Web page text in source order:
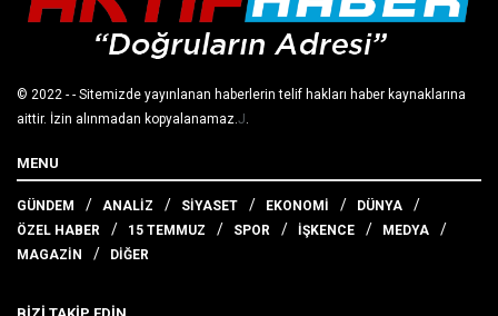
© 2022 - - Sitemizde yayınlanan haberlerin telif hakları haber kaynaklarına
aittir. İzin alınmadan kopyalanamaz. J
MENU
GÜNDEM ANALİZ SİYASET EKONOMİ
DÜNYA
ÖZEL HABER
15 TEMMUZ SPOR İŞKENCE
MEDYA
MAGAZİN
DİĞER